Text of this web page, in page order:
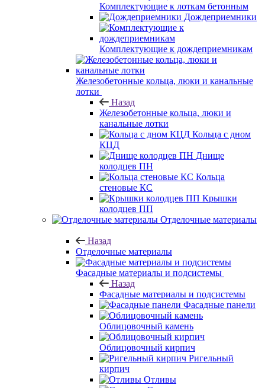
Комплектующие к лоткам бетонным
Дождеприемники
Комплектующие к дождеприемникам
Железобетонные кольца, люки и канальные
лотки
Назад
Железобетонные кольца, люки и
канальные лотки
Кольца с дном
КЦД
Днище
колодцев ПН
Кольца
стеновые КС
Крышки
колодцев ПП
Отделочные материалы
Назад
Отделочные материалы
Фасадные материалы и подсистемы
Назад
Фасадные материалы и подсистемы
Фасадные панели
Облицовочный камень
Облицовочный кирпич
Ригельный
кирпич
Отливы